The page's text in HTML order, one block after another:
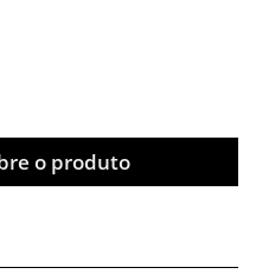
o produto